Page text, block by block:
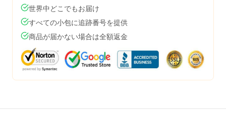
世界中どこでもお届け
すべての小包に追跡番号を提供
商品が届かない場合は全額返金